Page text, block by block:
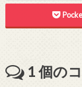
1個の